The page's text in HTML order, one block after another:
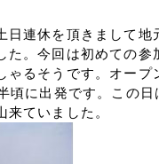
連休を頂きまして地
た。今回は初めての参
ゃるそうです。オープ
頃に出発です。この
ていました。